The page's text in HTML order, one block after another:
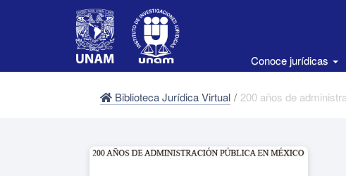
Conoce jurídicas
Biblioteca Jurídica Virtual /